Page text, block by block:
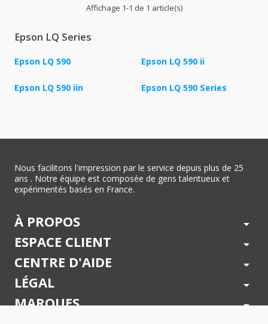
Affichage 1-1 de 1 article(s)
Epson LQ Series
Epson LQ 590 Epson LQ 590 ii
Epson LQ 590 iin Epson LQ 590 Series
Nous facilitons l'impression par le service depuis plus de 25
ans . Notre équipe est composée de gens talentueux et
expérimentés basés en France.
À PROPOS arrow_drop_down
ESPACE CLIENT arrow_drop_down
CENTRE D'AIDE arrow_drop_down
LÉGAL arrow_drop_down
MARQUES arrow_drop_down